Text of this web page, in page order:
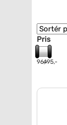
Pris
96,-495,-